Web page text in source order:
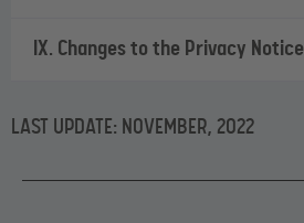
IX. Changes to the Privacy Notice
LAST UPDATE: NOVEMBER, 2022